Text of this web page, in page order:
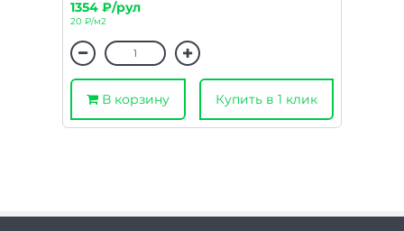
1354 ₽/рул
20 ₽/м2
В корзину Купить в 1 клик